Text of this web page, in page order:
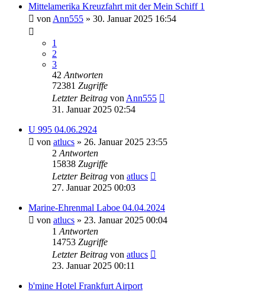
Mittelamerika Kreuzfahrt mit der Mein Schiff 1
von Ann555 » 30. Januar 2025 16:54
1
2
3
42 Antworten
72381 Zugriffe
Letzter Beitrag von Ann555
31. Januar 2025 02:54
U 995 04.06.2924
von atlucs » 26. Januar 2025 23:55
2 Antworten
15838 Zugriffe
Letzter Beitrag von atlucs
27. Januar 2025 00:03
Marine-Ehrenmal Laboe 04.04.2024
von atlucs » 23. Januar 2025 00:04
1 Antworten
14753 Zugriffe
Letzter Beitrag von atlucs
23. Januar 2025 00:11
b'mine Hotel Frankfurt Airport